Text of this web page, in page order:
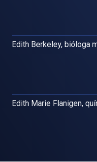
Edith Berkeley, bióloga
Edith Marie Flanigen,